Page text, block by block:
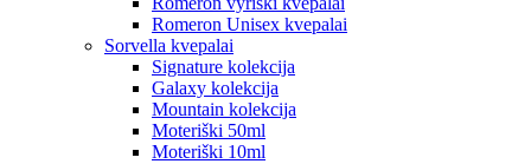
Romeron Unisex kvepalai
Sorvella kvepalai
Signature kolekcija
Galaxy kolekcija
Mountain kolekcija
Moteriški 50ml
Moteriški 10ml